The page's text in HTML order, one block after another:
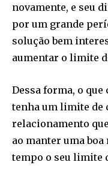
novamente, e seu
por um grande
solução bem
aumentar o limite
Dessa forma, o
tenha um limite de
relacionamento
ao manter uma
tempo o seu limite